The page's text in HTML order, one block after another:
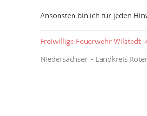
Ansonsten bin ich für jeden
Freiwillige Feuerwehr Wilstedt
Niedersachsen - Landkreis